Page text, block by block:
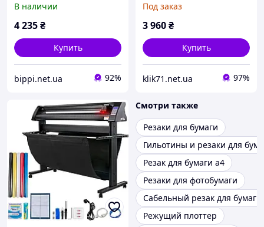
емкость лотка для 15
листов, с защитным
В наличии
4 235₴
Купить
bippi.net.ua 92%
10 мм, с ограничителем
угла резки, резки
точильной
Под заказ
3 960₴
Купить
klik71.net.ua 97%
Смотри также
Резаки для бумаги
Гильотины и резаки для
Резак для бумаги а4
Резаки для фотобумаги
Сабельный резак для бумаги
Режущий плоттер